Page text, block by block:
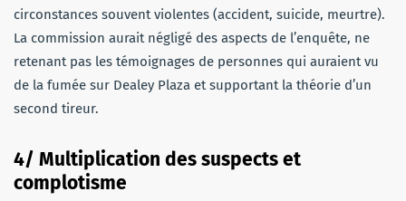
circonstances souvent violentes (accident, suicide, meurtre).
La commission aurait négligé des aspects de l’enquête, ne
retenant pas les témoignages de personnes qui auraient vu
de la fumée sur Dealey Plaza et supportant la théorie d’un
second tireur.
4/ Multiplication des suspects et
complotisme